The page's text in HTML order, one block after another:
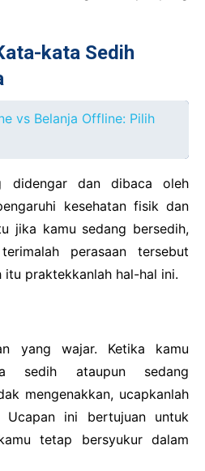
kata Sedih
vs Belanja Offline: Pilih
didengar dan dibaca oleh
kesehatan fisik dan
jika kamu sedang bersedih,
perasaan tersebut
itu praktekkanlah hal-hal ini.
yang wajar. Ketika kamu
sedih ataupun sedang
mengenakkan, ucapkanlah
Ucapan ini bertujuan untuk
tetap bersyukur dalam